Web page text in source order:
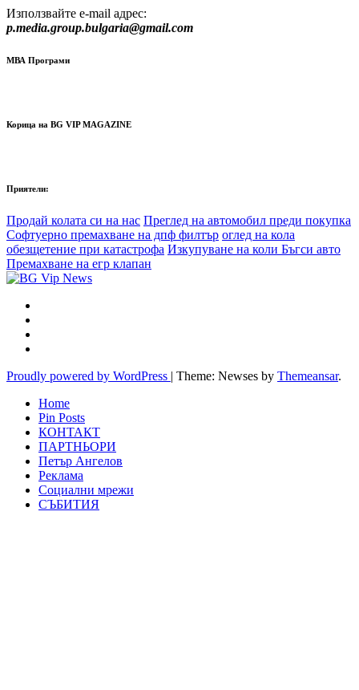
Използвайте e-mail адрес:
p.media.group.bulgaria@gmail.com
МВА Програми
Корица на BG VIP MAGAZINE
Приятели:
Продай колата си на нас Преглед на автомобил преди покупка
Софтуерно премахване на дпф филтър оглед на кола
обезщетение при катастрофа Изкупуване на коли Бъгси авто
Премахване на егр клапан
Proudly powered by WordPress | Theme: Newses by Themeansar.
Home
Pin Posts
КОНТАКТ
ПАРТНЬОРИ
Петър Ангелов
Реклама
Социални мрежи
СЪБИТИЯ